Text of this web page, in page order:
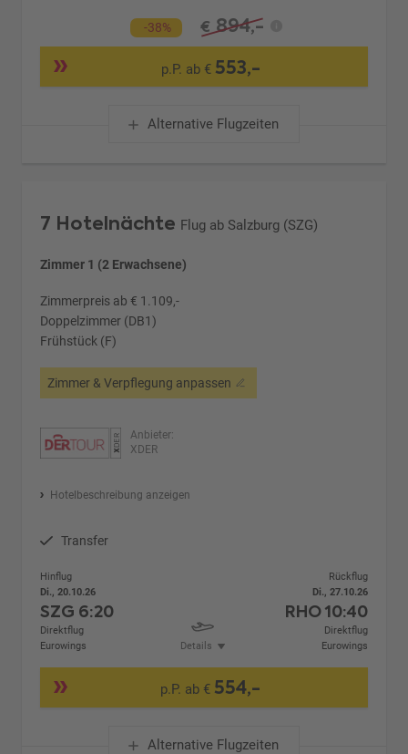
-38% € 894,-
p.P. ab € 553,-
Alternative Flugzeiten
7 Hotelnächte Flug ab Salzburg (SZG)
Zimmer 1 (2 Erwachsene)
Zimmerpreis ab € 1.109,-
Doppelzimmer (DB1)
Frühstück (F)
Zimmer & Verpflegung anpassen
Anbieter:
XDER
Hotelbeschreibung anzeigen
Transfer
Hinflug
Di., 20.10.26
SZG 6:20
Direktflug
Eurowings
Details
Rückflug
Di., 27.10.26
RHO10:40
Direktflug
Eurowings
p.P. ab € 554,-
Alternative Flugzeiten